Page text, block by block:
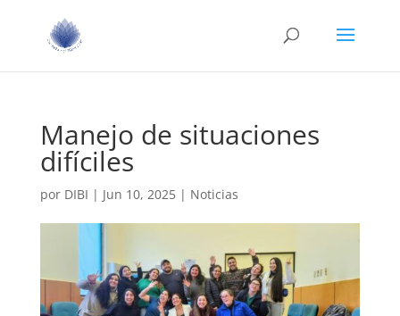
Manejo de situaciones
difíciles
por DIBI | Jun 10, 2025| Noticias